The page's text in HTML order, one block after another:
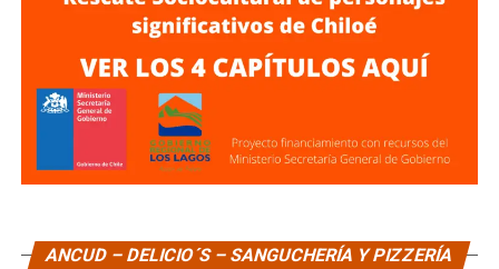
ANCUD – DELICIO´S – SANGUCHERÍA Y PIZZERÍA